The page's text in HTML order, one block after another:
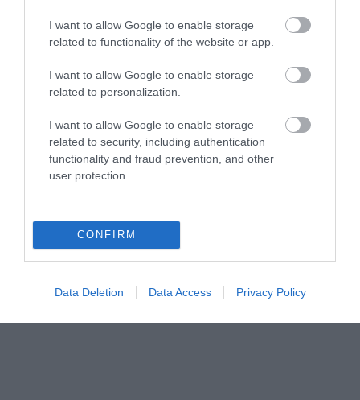
I want to allow Google to enable storage
related to functionality of the website or app.
I want to allow Google to enable storage
related to personalization.
I want to allow Google to enable storage
related to security, including authentication
functionality and fraud prevention, and other
user protection.
CONFIRM
Data Deletion Data Access Privacy Policy